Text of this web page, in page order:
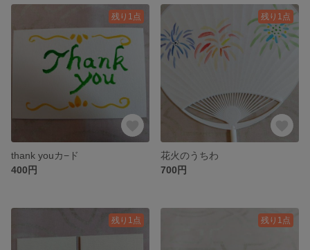
残り1点
thank youカ−ド
400円
残り1点
花火のうちわ
700円
残り1点 残り1点